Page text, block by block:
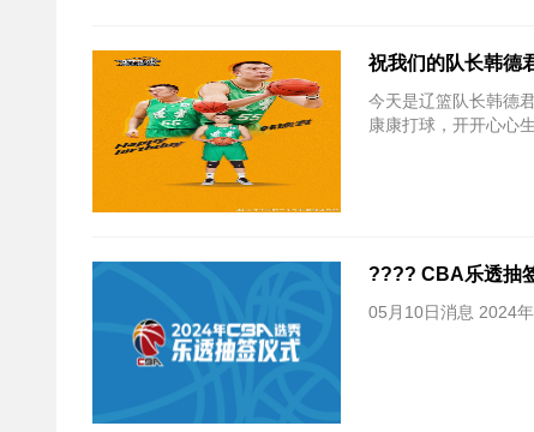
祝我们的队长韩德
今天是辽篮队长韩德
康康打球，开开心心
???? CBA乐透抽
05月10日消息 2024